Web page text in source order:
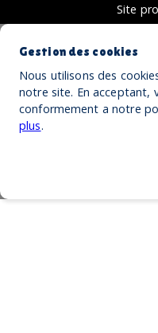
Site
Gestion des cookies
Nous utilisons des
notre site. En acceptant,
conformement a notre
plus.